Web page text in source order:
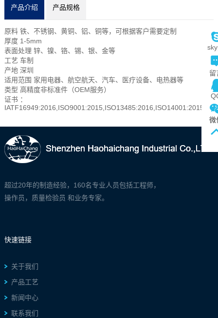
留
微
产品介绍 产品规格
原料 铁、不锈钢、黄铜、铝、铜等，可根据客户需要定制
厚度 1-5mm
表面处理 锌、镍、铬、锡、银、金等
工艺 车制
产地 深圳
适用范围 家用电器、航空航天、汽车、医疗设备、电热器等
类型 高精度非标准件（OEM服务）
证书 ：
超过20年的制造经验，160名专业人员包括工程师，
操作员，质量检验员 和业务专家。
快速链接
关于我们
产品工艺
新闻中心
联系我们